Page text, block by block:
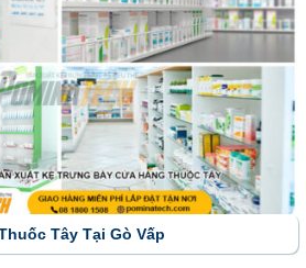
Tây Tại Gò Vấp